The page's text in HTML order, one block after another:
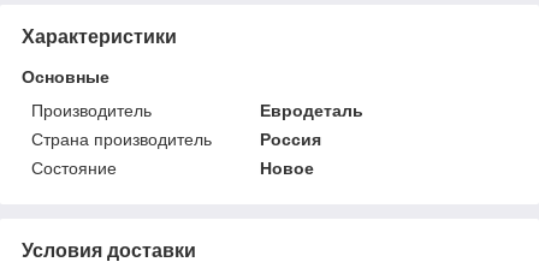
Характеристики
Основные
Производитель
Евродеталь
Страна производитель
Россия
Состояние
Новое
Условия доставки